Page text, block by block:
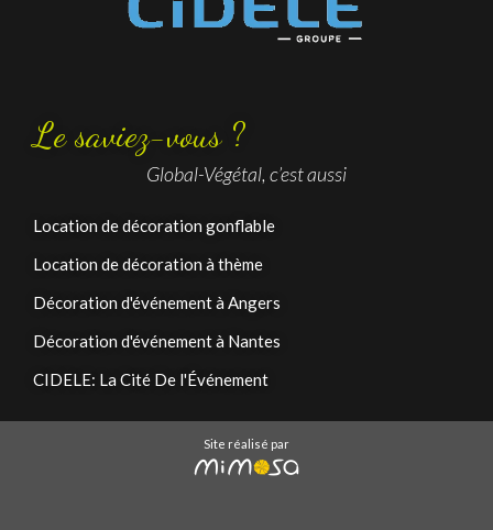
Le saviez-vous ?
Global-Végétal, c’est aussi
Location de décoration gonflable
Location de décoration à thème
Décoration d'événement à Angers
Décoration d'événement à Nantes
CIDELE: La Cité De l'Événement
Site réalisé par